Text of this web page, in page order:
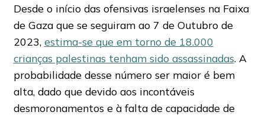
Desde o início das ofensivas israelenses na Faixa
de Gaza que se seguiram ao 7 de Outubro de
2023, estima-se que em torno de 18.000
crianças palestinas tenham sido assassinadas. A
probabilidade desse número ser maior é bem
alta, dado que devido aos incontáveis
desmoronamentos e à falta de capacidade de